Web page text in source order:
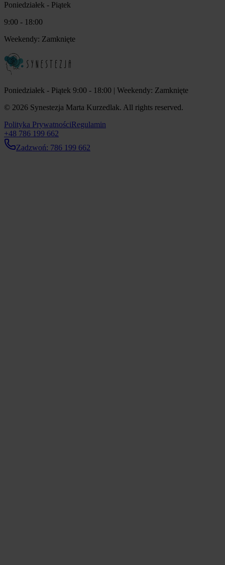
Poniedziałek - Piątek
9:00 - 18:00
Weekendy: Zamknięte
Poniedziałek - Piątek 9:00 - 18:00 | Weekendy: Zamknięte
© 2026 Synestezja Marta Kurzedlak. All rights reserved.
Polityka PrywatnościRegulamin
+48 786 199 662
Zadzwoń: 786 199 662